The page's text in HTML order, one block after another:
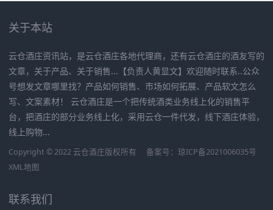
关于本站
云仓酒庄资讯站，是云仓酒庄各地代理商，还有云仓酒庄的酒友写的
文章，关于产品、关于销售...【负责人黄显文】欢迎随时联系..公众
号想发文章哪里找？产品如何销售、市场如何拓展、产品软文怎么
写、文案素材！ 云仓酒庄是一个把传统酒类业务线上化的销售平
台，把酒庄的部分业务线上化，采用云仓一件代发，线下酒庄体验，
线上购物...
Copyright © 2022 云仓酒庄版权所有 备案号： 琼ICP备2021006035号
XML地图
联系我们